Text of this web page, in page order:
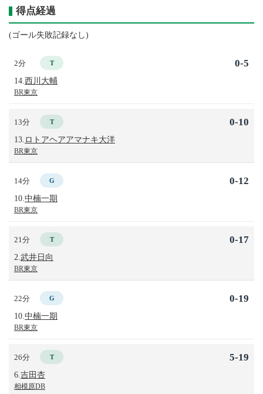
得点経過
(ゴール失敗記録なし)
2分 T
14. 西川大輔
BR東京
0-5
13分 T
13. ロトアヘアアマナキ大洋
BR東京
0-10
14分 G
10. 中楠一期
BR東京
0-12
21分 T
2. 武井日向
BR東京
0-17
22分 G
10. 中楠一期
BR東京
0-19
26分 T
6. 吉田杏
相模原DB
5-19